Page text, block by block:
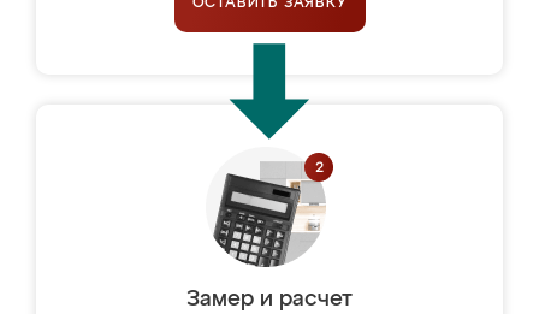
ОСТАВИТЬ ЗАЯВКУ
Замер и расчет